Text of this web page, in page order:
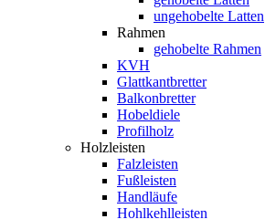
ungehobelte Latten
Rahmen
gehobelte Rahmen
KVH
Glattkantbretter
Balkonbretter
Hobeldiele
Profilholz
Holzleisten
Falzleisten
Fußleisten
Handläufe
Hohlkehlleisten